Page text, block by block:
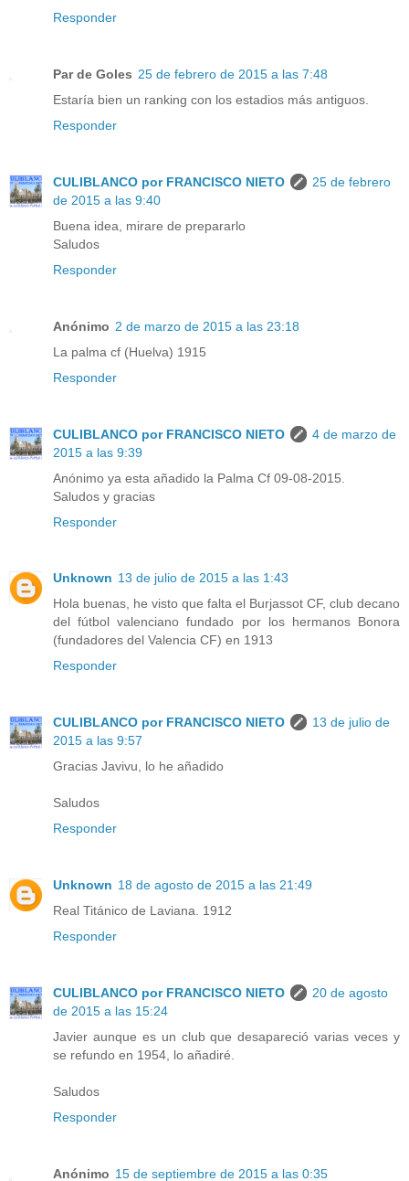
Responder
Par de Goles 25 de febrero de 2015 a las 7:48
Estaría bien un ranking con los estadios más antiguos.
Responder
CULIBLANCO por FRANCISCO NIETO
25 de febrero
de 2015 a las 9:40
Buena idea, mirare de prepararlo
Saludos
Responder
Anónimo 2 de marzo de 2015 a las 23:18
La palma cf (Huelva) 1915
Responder
CULIBLANCO por FRANCISCO NIETO
4 de marzo de
2015 a las 9:39
Anónimo ya esta añadido la Palma Cf 09-08-2015.
Saludos y gracias
Responder
Unknown 13 de julio de 2015 a las 1:43
Hola buenas, he visto que falta el Burjassot CF, club decano
del fútbol valenciano fundado por los hermanos Bonora
(fundadores del Valencia CF) en 1913
Responder
CULIBLANCO por FRANCISCO NIETO
13 de julio de
2015 a las 9:57
Gracias Javivu, lo he añadido
Saludos
Responder
Unknown 18 de agosto de 2015 a las 21:49
Real Titánico de Laviana. 1912
Responder
CULIBLANCO por FRANCISCO NIETO
20 de agosto
de 2015 a las 15:24
Javier aunque es un club que desapareció varias veces y
se refundo en 1954, lo añadiré.
Saludos
Responder
Anónimo 15 de septiembre de 2015 a las 0:35